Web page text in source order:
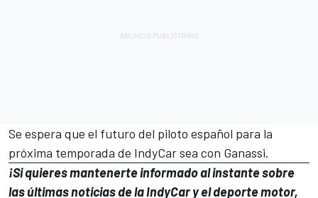
Se espera que el futuro del piloto español para la
próxima temporada de IndyCar sea con Ganassi.
¡Si quieres mantenerte informado al instante sobre
las últimas noticias de la IndyCar y el deporte motor,